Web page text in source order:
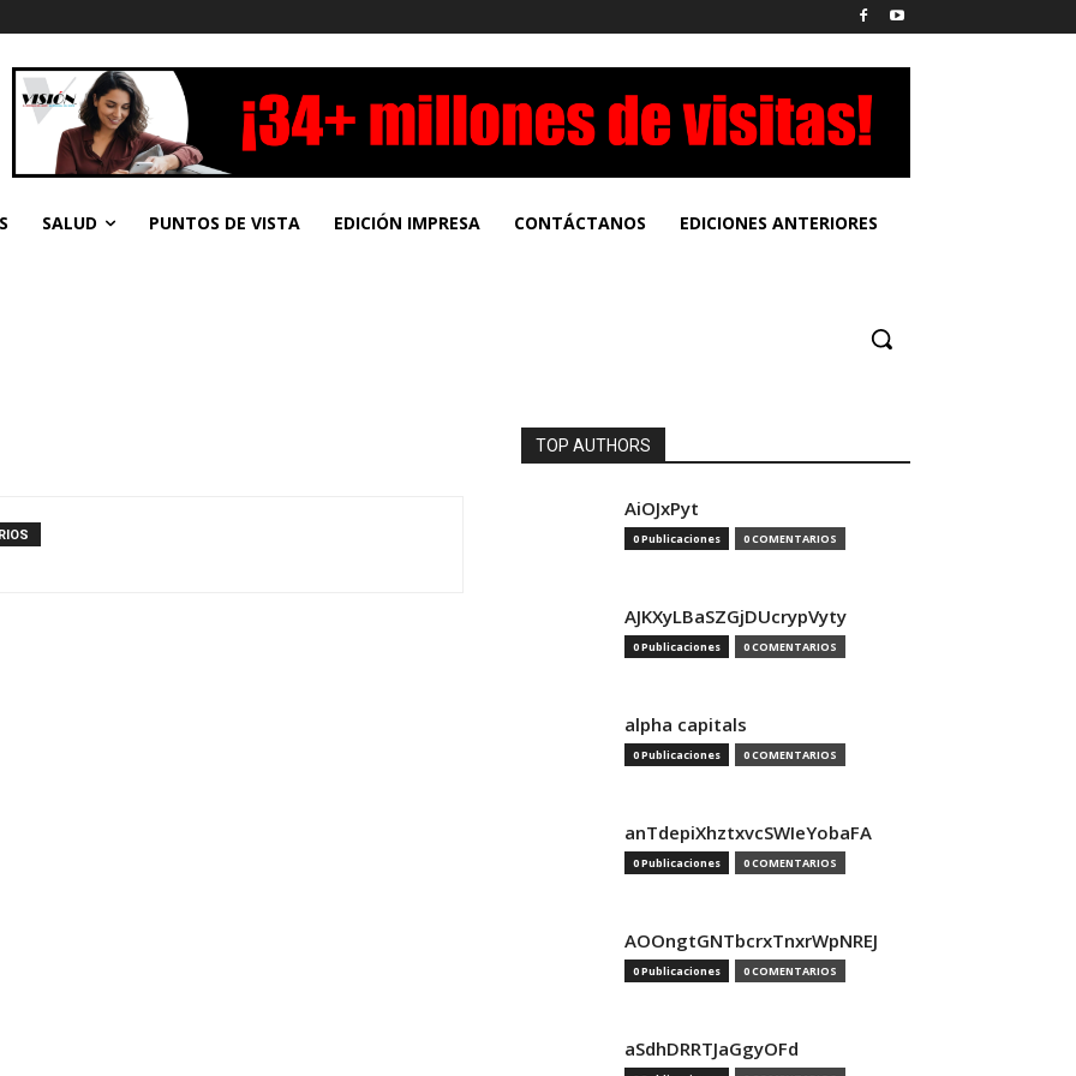
SALUD PUNTOS DE VISTA EDICIÓN IMPRESA CONTÁCTANOS EDICIONES ANTERIORES
TOP AUTHORS
AiOJxPyt
0 Publicaciones 0 COMENTARIOS
AJKXyLBaSZGjDUcrypVyty
0 Publicaciones 0 COMENTARIOS
alpha capitals
0 Publicaciones 0 COMENTARIOS
anTdepiXhztxvcSWIeYobaFA
0 Publicaciones 0 COMENTARIOS
AOOngtGNTbcrxTnxrWpNREJ
0 Publicaciones 0 COMENTARIOS
aSdhDRRTJaGgyOFd